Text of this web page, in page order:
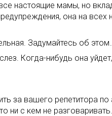
настоящие мамы, но
она на всех
Задумайтесь об
Когда-нибудь она
за вашего репетитора по
ни с кем не